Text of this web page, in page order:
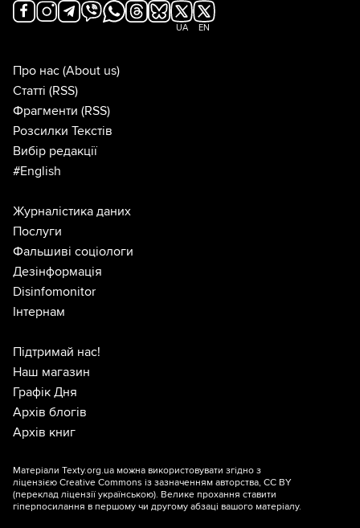
UA EN
Про нас (About us)
Статті (RSS)
Фрагменти (RSS)
Розсилки Текстів
Вибір редакції
#English
Журналістика даних
Послуги
Фальшиві соціологи
Дезінформація
Disinfomonitor
Інтернам
Підтримай нас!
Наш магазин
Графік Дня
Архів блогів
Архів книг
Матеріали Texty.org.ua можна використовувати згідно з
ліцензією Creative Commons із зазначенням авторства, CC BY
(переклад ліцензії українською). Велике прохання ставити
гіперпосилання в першому чи другому абзаці вашого матеріалу.